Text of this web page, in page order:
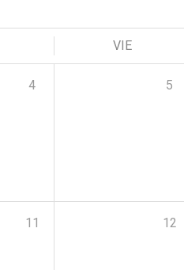
VIE
4 5
11 12